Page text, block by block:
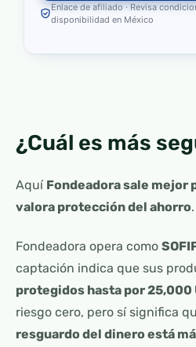
Enlace de afiliado · Revisa
disponibilidad en México
¿Cuál es más
Aquí Fondeadora sale mejor
valora protección del ahorro.
Fondeadora opera como
captación indica que sus
protegidos hasta por 25,000
riesgo cero, pero sí significa
resguardo del dinero está